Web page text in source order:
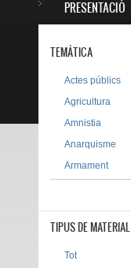
PRESENTACIÓ
TEMÀTICA
Actes públics
Agricultura
Amnistia
Anarquisme
Armament
TIPUS DE MATERIAL
Tot